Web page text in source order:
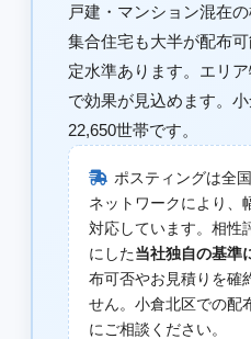
戸建・マンション混在
集合住宅も大半が配布
定水準あります。エリ
で効果が見込めます。
22,650世帯です。
ポスティングは全
ネットワークにより、
対応しています。相性
にした当社独自の基準
布可否やお見積りを確
せん。小倉北区での配
にご相談ください。